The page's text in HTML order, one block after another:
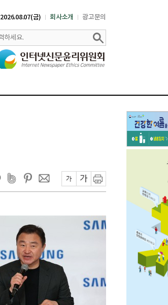
2026.08.07(금) 회사소개 광고문의